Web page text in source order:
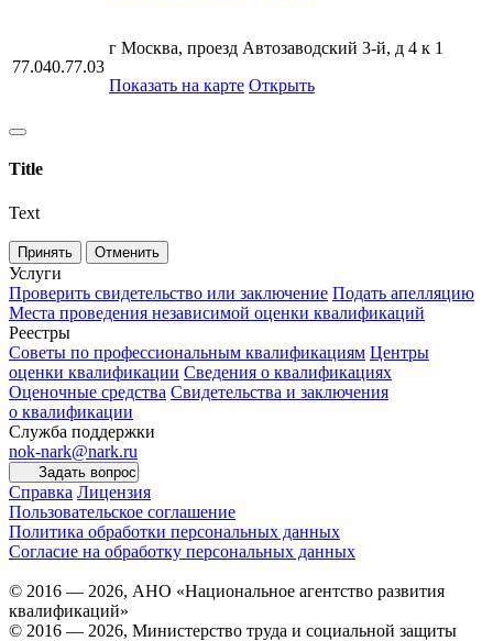
77.040.77.03
г Москва, проезд Автозаводский 3-й, д 4 к 1
Показать на карте Открыть
Title
Text
Принять Отменить
Услуги
Проверить свидетельство или заключение Подать апелляцию
Места проведения независимой оценки квалификаций
Реестры
Советы по профессиональным квалификациям Центры
оценки квалификации Сведения о квалификациях
Оценочные средства Свидетельства и заключения
о квалификации
Служба поддержки
nok-nark@nark.ru
Задать вопрос
Справка Лицензия
Пользовательское соглашение
Политика обработки персональных данных
Согласие на обработку персональных данных
© 2016 — 2026, АНО «Национальное агентство развития
квалификаций»
© 2016 — 2026, Министерство труда и социальной защиты